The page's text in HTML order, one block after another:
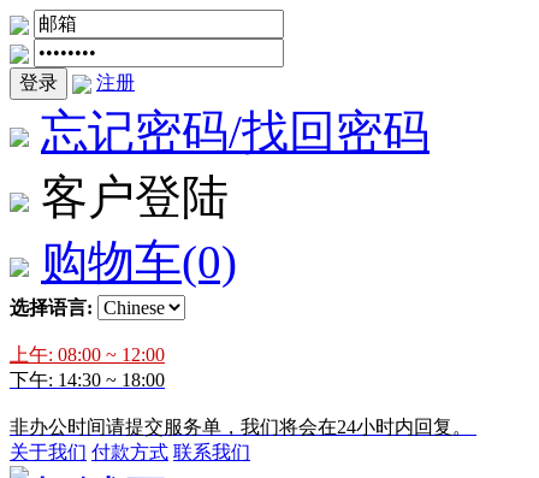
登录 注册
忘记密码/找回密码
客户登陆
购物车(0)
选择语言:
上午: 08:00 ~ 12:00
下午: 14:30 ~ 18:00
非办公时间请提交服务单，我们将会在24小时内回复。
关于我们 付款方式 联系我们